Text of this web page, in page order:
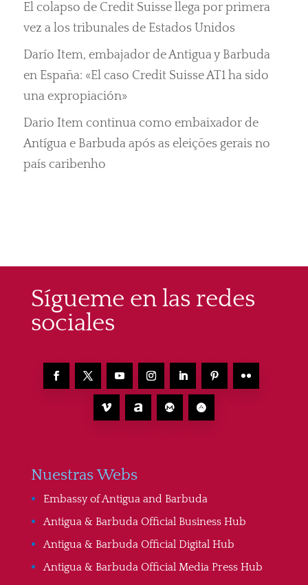
El colapso de Credit Suisse llega por primera
vez a los tribunales de Estados Unidos
Darío Item, embajador de Antigua y Barbuda
en España: «El caso Credit Suisse AT1 ha sido
una expropiación»
Dario Item continua como embaixador de
Antígua e Barbuda após as eleições gerais no
país caribenho
Sígueme en las redes
sociales
Nuestras Webs
Embassy of Antigua and Barbuda
Antigua & Barbuda Official Business Hub
Antigua & Barbuda Official Digital Hub
Antigua & Barbuda Official Media Press Hub